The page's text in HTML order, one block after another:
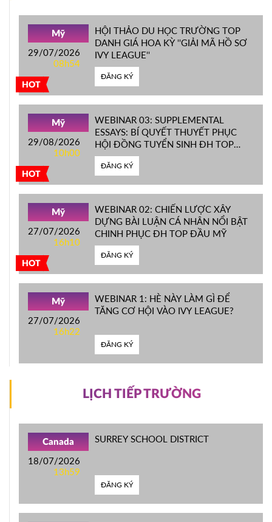
HOT
Mỹ
29/07/2026
08h54
HỘI THẢO DU HỌC TRƯỜNG TOP
DANH GIÁ HOA KỲ ''GIẢI MÃ HỒ SƠ
IVY LEAGUE''
ĐĂNG KÝ
HOT
Mỹ
29/08/2026
10h00
WEBINAR 03: SUPPLEMENTAL
ESSAYS: BÍ QUYẾT THUYẾT PHỤC
HỘI ĐỒNG TUYỂN SINH ĐH TOP
ĐẦU MỸ
ĐĂNG KÝ
HOT
Mỹ
27/07/2026
16h10
WEBINAR 02: CHIẾN LƯỢC XÂY
DỰNG BÀI LUẬN CÁ NHÂN NỔI BẬT
CHINH PHỤC ĐH TOP ĐẦU MỸ
ĐĂNG KÝ
Mỹ
27/07/2026
16h22
WEBINAR 1: HÈ NÀY LÀM GÌ ĐỂ
TĂNG CƠ HỘI VÀO IVY LEAGUE?
ĐĂNG KÝ
LỊCH TIẾP TRƯỜNG
Canada
18/07/2026
13h59
SURREY SCHOOL DISTRICT
ĐĂNG KÝ